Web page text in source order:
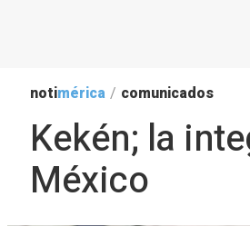
notimérica / comunicados
Kekén; la
México